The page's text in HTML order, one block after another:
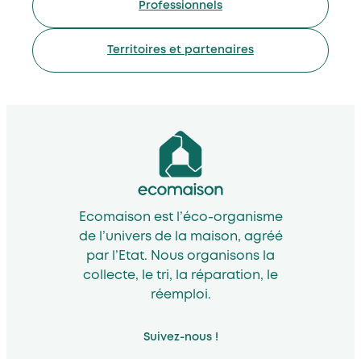
Professionnels
Territoires et partenaires
Ecomaison est l’éco-organisme
de l’univers de la maison, agréé
par l’Etat. Nous organisons la
collecte, le tri, la réparation, le
réemploi.
Suivez-nous !